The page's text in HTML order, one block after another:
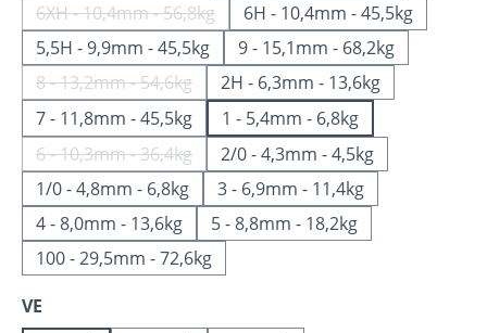
6XH - 10,4mm - 56,8kg(Diese Option ist zurzeit nicht verfügbar.)
6H - 10,4mm - 45,5kg
5,5H - 9,9mm - 45,5kg
9 - 15,1mm - 68,2kg
8 - 13,2mm - 54,6kg(Diese Option ist zurzeit nicht verfügbar.)
2H - 6,3mm - 13,6kg
7 - 11,8mm - 45,5kg
1 - 5,4mm - 6,8kg
6 - 10,3mm - 36,4kg(Diese Option ist zurzeit nicht verfügbar.)
2/0 - 4,3mm - 4,5kg
1/0 - 4,8mm - 6,8kg
3 - 6,9mm - 11,4kg
4 - 8,0mm - 13,6kg
5 - 8,8mm - 18,2kg
100 - 29,5mm - 72,6kg
VE